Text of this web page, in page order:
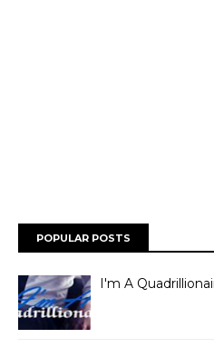
POPULAR POSTS
I'm A